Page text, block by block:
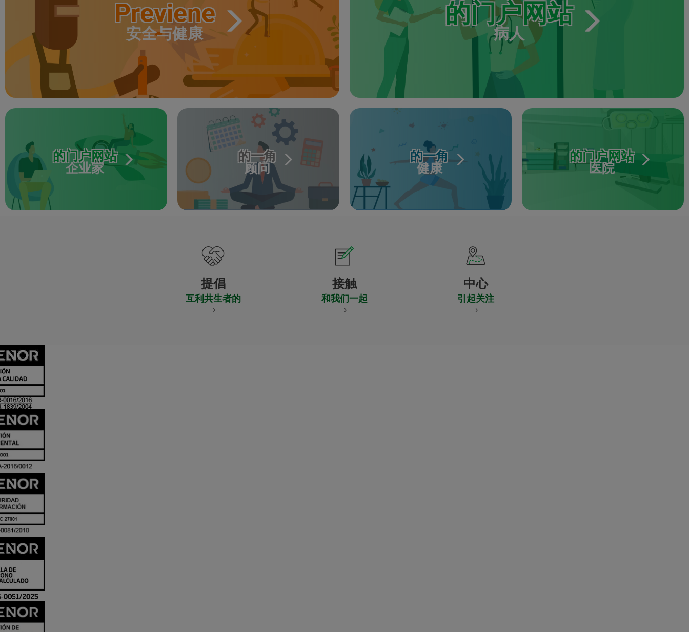
Previene
安全与健康
的门户网站
病人
的门户网站
企业家
的一角
顾问
的一角
健康
的门户网站
医院
提倡
互利共生者的
接触
和我们一起
中心
引起关注